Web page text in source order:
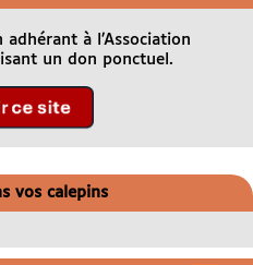
à l’Association
un don ponctuel.
vos calepins